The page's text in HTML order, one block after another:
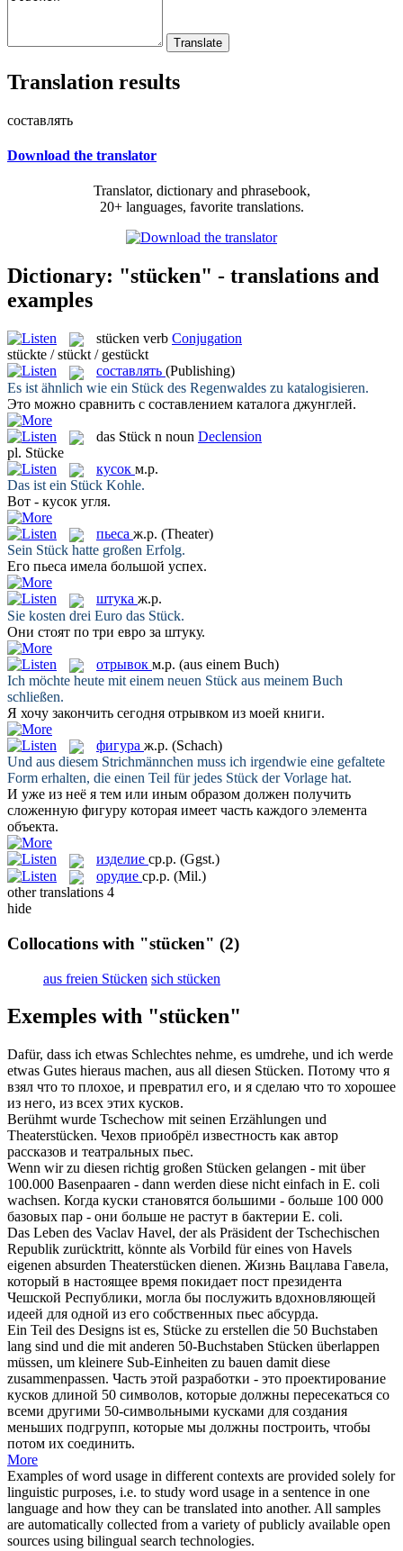
Translation results
составлять
Download the translator
Translator, dictionary and phrasebook,
20+ languages, favorite translations.
Dictionary: "stücken" - translations and
examples
stücken verb Conjugation
stückte / stückt / gestückt
составлять (Publishing)
Es ist ähnlich wie ein Stück des Regenwaldes zu katalogisieren.
Это можно сравнить с составлением каталога джунглей.
das Stück n noun Declension
pl. Stücke
кусок м.р.
Das ist ein Stück Kohle.
Вот - кусок угля.
пьеса ж.р. (Theater)
Sein Stück hatte großen Erfolg.
Его пьеса имела большой успех.
штука ж.р.
Sie kosten drei Euro das Stück.
Они стоят по три евро за штуку.
отрывок м.р. (aus einem Buch)
Ich möchte heute mit einem neuen Stück aus meinem Buch
schließen.
Я хочу закончить сегодня отрывком из моей книги.
фигура ж.р. (Schach)
Und aus diesem Strichmännchen muss ich irgendwie eine gefaltete
Form erhalten, die einen Teil für jedes Stück der Vorlage hat.
И уже из неё я тем или иным образом должен получить
сложенную фигуру которая имеет часть каждого элемента
объекта.
изделие ср.р. (Ggst.)
орудие ср.р. (Mil.)
other translations 4
hide
Collocations with "stücken" (2)
aus freien Stücken sich stücken
Exemples with "stücken"
Dafür, dass ich etwas Schlechtes nehme, es umdrehe, und ich werde
etwas Gutes hieraus machen, aus all diesen Stücken. Потому что я
взял что то плохое, и превратил его, и я сделаю что то хорошее
из него, из всех этих кусков.
Berühmt wurde Tschechow mit seinen Erzählungen und
Theaterstücken. Чехов приобрёл известность как автор
рассказов и театральных пьес.
Wenn wir zu diesen richtig großen Stücken gelangen - mit über
100.000 Basenpaaren - dann werden diese nicht einfach in E. coli
wachsen. Когда куски становятся большими - больше 100 000
базовых пар - они больше не растут в бактерии E. coli.
Das Leben des Vaclav Havel, der als Präsident der Tschechischen
Republik zurücktritt, könnte als Vorbild für eines von Havels
eigenen absurden Theaterstücken dienen. Жизнь Вацлава Гавела,
который в настоящее время покидает пост президента
Чешской Республики, могла бы послужить вдохновляющей
идеей для одной из его собственных пьес абсурда.
Ein Teil des Designs ist es, Stücke zu erstellen die 50 Buchstaben
lang sind und die mit anderen 50-Buchstaben Stücken überlappen
müssen, um kleinere Sub-Einheiten zu bauen damit diese
zusammenpassen. Часть этой разработки - это проектирование
кусков длиной 50 символов, которые должны пересекаться со
всеми другими 50-символьными кусками для создания
меньших подгрупп, которые мы должны построить, чтобы
потом их соединить.
More
Examples of word usage in different contexts are provided solely for
linguistic purposes, i.e. to study word usage in a sentence in one
language and how they can be translated into another. All samples
are automatically collected from a variety of publicly available open
sources using bilingual search technologies.